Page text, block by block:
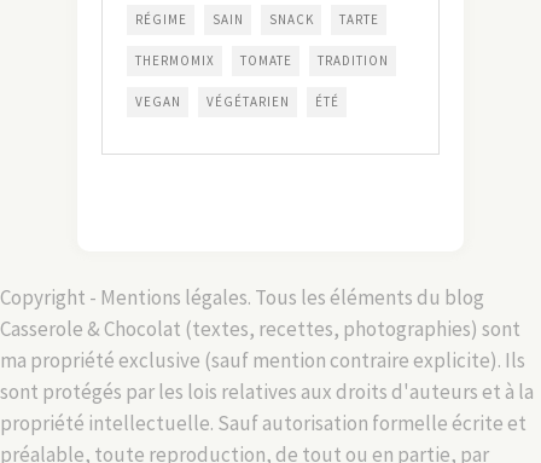
RÉGIME SAIN SNACK TARTE
THERMOMIX TOMATE TRADITION
VEGAN VÉGÉTARIEN ÉTÉ
Copyright - Mentions légales. Tous les éléments du blog
Casserole & Chocolat (textes, recettes, photographies) sont
ma propriété exclusive (sauf mention contraire explicite). Ils
sont protégés par les lois relatives aux droits d'auteurs et à la
propriété intellectuelle. Sauf autorisation formelle écrite et
préalable, toute reproduction, de tout ou en partie, par